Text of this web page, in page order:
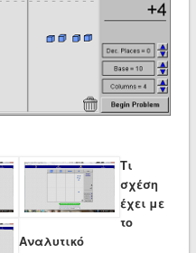
Τι
σχέση
έχει με
το
Αναλυτικό